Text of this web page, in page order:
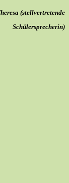
(stellvertretende
Schülersprecherin)